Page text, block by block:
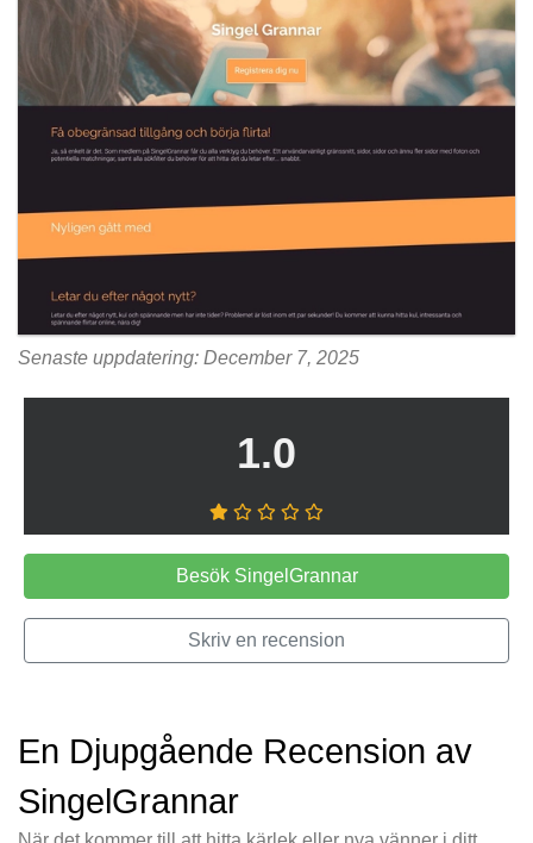
Senaste uppdatering: December 7, 2025
1.0
Besök SingelGrannar
Skriv en recension
En Djupgående Recension av
SingelGrannar